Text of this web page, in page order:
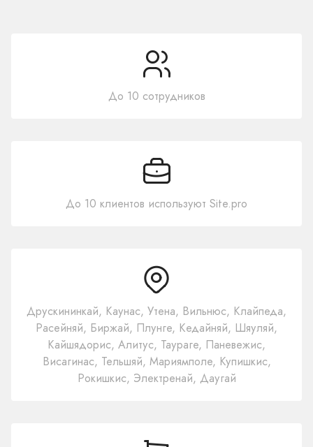
До 10 сотрудников
До 10 клиентов используют Site.pro
Друскининкай, Каунас, Утена, Вильнюс, Клайпеда,
Расейняй, Биржай, Плунге, Кедайняй, Шяуляй,
Кайшядорис, Алитус, Таураге, Паневежис,
Висагинас, Тельшяй, Мариямполе, Купишкис,
Рокишкис, Электренай, Даугай